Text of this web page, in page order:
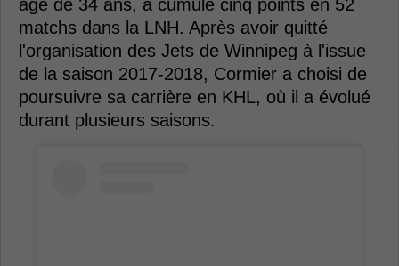
âgé de 34 ans, a cumulé cinq points en 52
matchs dans la LNH. Après avoir quitté
l'organisation des Jets de Winnipeg à l'issue
de la saison 2017-2018, Cormier a choisi de
poursuivre sa carrière en KHL, où il a évolué
durant plusieurs saisons.